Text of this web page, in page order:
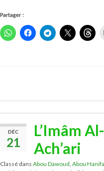
Partager :
DÉC
21
L’Imâm
Ach’ari
Classé dans Abou Dawoud Abou